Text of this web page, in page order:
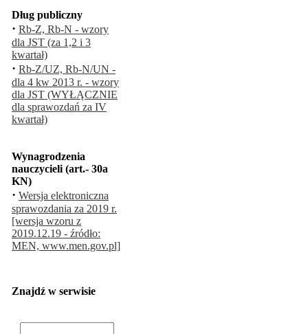
Dług publiczny
· Rb-Z, Rb-N - wzory
dla JST (za 1,2 i 3
kwartał)
· Rb-Z/UZ, Rb-N/UN -
dla 4 kw 2013 r. - wzory
dla JST (WYŁĄCZNIE
dla sprawozdań za IV
kwartał)
Wynagrodzenia
nauczycieli (art.- 30a
KN)
· Wersja elektroniczna
sprawozdania za 2019 r.
[wersja wzoru z
2019.12.19 - źródło:
MEN, www.men.gov.pl]
Znajdź w serwisie